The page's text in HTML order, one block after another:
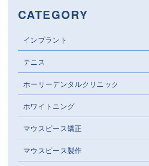
CATEGORY
インプラント
テニス
ホーリーデンタルクリニック
ホワイトニング
マウスピース矯正
マウスピース製作